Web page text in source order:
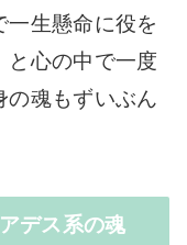
一生懸命に役を
と心の中で一度
の魂もずいぶん
デス系の魂